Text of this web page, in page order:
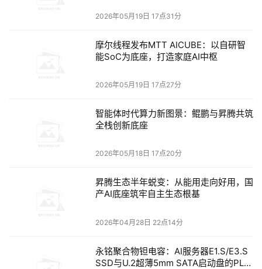
与RPO是鱼和熊掌不可兼得，只能在两者中找到最佳平衡时
投入下，直接将异或运算固化在芯片中，但是对于要解决高
本文来源于DOIT传媒，文章内容仅供参考，不构成投资建议。
2026年05月19日 17点31分
摩尔线程发布MTT AICUBE：以自研智
能SoC为底座，打造家庭AI中枢
2026年05月19日 17点27分
智能体时代算力新图景：鲲鹏与昇腾共筑
全栈创新底座
2026年05月18日 17点20分
昇腾生态半年蜕变：从能用走向好用，国
产AI底座筑牢自主生态根基
2026年04月28日 22点14分
永铭聚合物钽电容：AI服务器E1.S/E3.S
SSD与U.2超薄5mm SATA启动盘的PLP